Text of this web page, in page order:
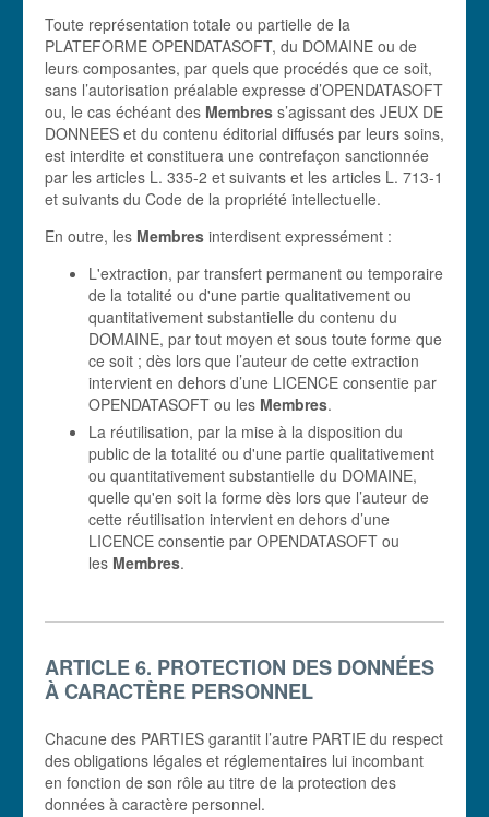
Toute représentation totale ou partielle de la
PLATEFORME OPENDATASOFT, du DOMAINE ou de
leurs composantes, par quels que procédés que ce soit,
sans l’autorisation préalable expresse d’OPENDATASOFT
ou, le cas échéant des Membres s’agissant des JEUX DE
DONNEES et du contenu éditorial diffusés par leurs soins,
est interdite et constituera une contrefaçon sanctionnée
par les articles L. 335-2 et suivants et les articles L. 713-1
et suivants du Code de la propriété intellectuelle.
En outre, les Membres interdisent expressément :
L'extraction, par transfert permanent ou temporaire
de la totalité ou d'une partie qualitativement ou
quantitativement substantielle du contenu du
DOMAINE, par tout moyen et sous toute forme que
ce soit ; dès lors que l’auteur de cette extraction
intervient en dehors d’une LICENCE consentie par
OPENDATASOFT ou les Membres.
La réutilisation, par la mise à la disposition du
public de la totalité ou d'une partie qualitativement
ou quantitativement substantielle du DOMAINE,
quelle qu'en soit la forme dès lors que l’auteur de
cette réutilisation intervient en dehors d’une
LICENCE consentie par OPENDATASOFT ou
les Membres.
ARTICLE 6. PROTECTION DES DONNÉES
À CARACTÈRE PERSONNEL
Chacune des PARTIES garantit l’autre PARTIE du respect
des obligations légales et réglementaires lui incombant
en fonction de son rôle au titre de la protection des
données à caractère personnel.